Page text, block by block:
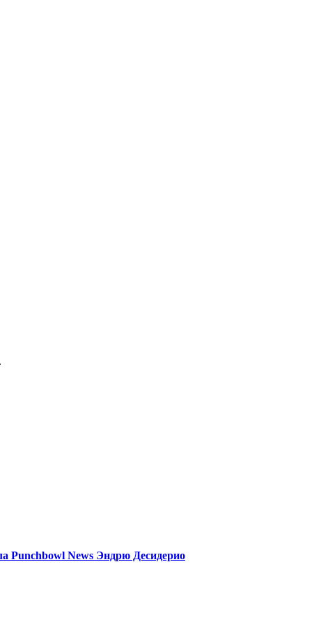
Punchbowl News Эндрю Десидерио